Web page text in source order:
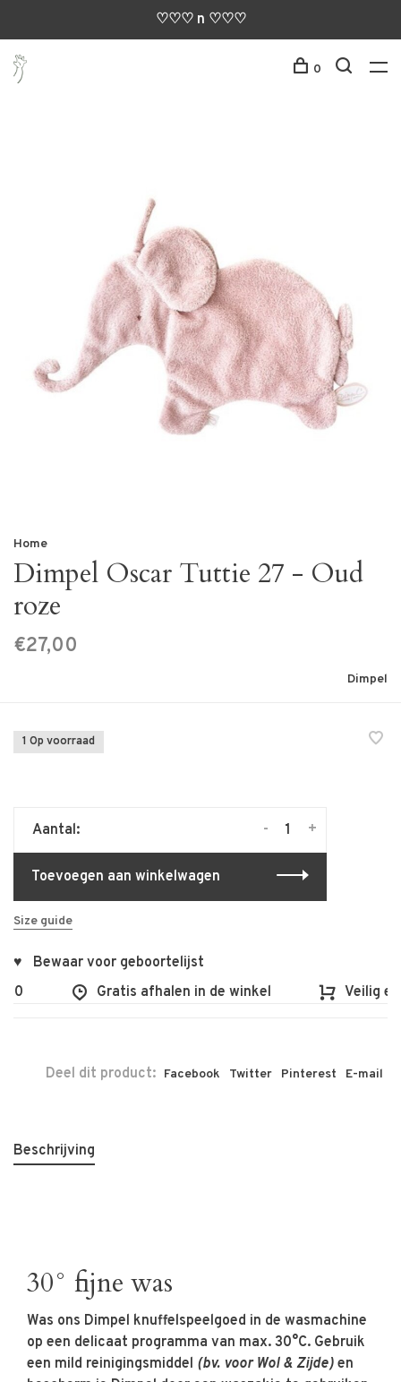
♡♡♡ n ♡♡♡
0
Home
Dimpel Oscar Tuttie 27 - Oud
roze
€27,00
Dimpel
1 Op voorraad
Aantal: +
-
Toevoegen aan winkelwagen
Size guide
♥ Bewaar voor geboortelijst
Gratis afhalen in de winkel Veilig en
Deel dit product: Facebook Twitter Pinterest E-mail
Beschrijving
30° fijne was
Was ons Dimpel knuffelspeelgoed in de wasmachine
op een delicaat programma van max. 30°C. Gebruik
een mild reinigingsmiddel (bv. voor Wol & Zijde) en